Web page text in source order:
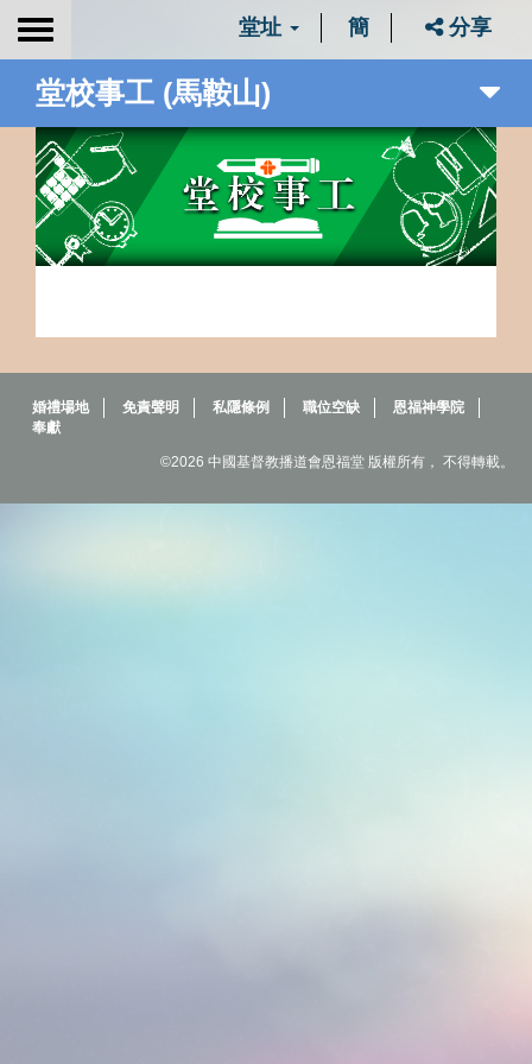
Toggle
堂址 簡 分享
堂校事工 (馬鞍山)
婚禮場地 免責聲明 私隱條例 職位空缺
恩福神學院
奉獻
©2026 中國基督教播道會恩福堂 版權所有， 不得轉載。